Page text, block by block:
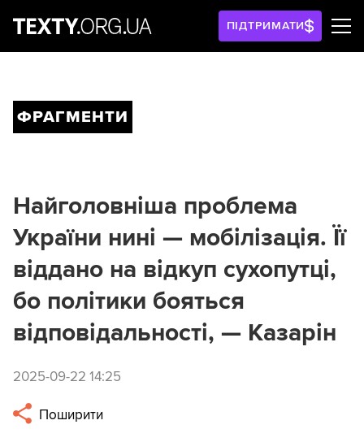
ПІДТРИМАТИ
ФРАГМЕНТИ
Найголовніша проблема
України нині — мобілізація. Її
віддано на відкуп сухопутці,
бо політики бояться
відповідальності, — Казарін
2025-09-22 14:25
Поширити